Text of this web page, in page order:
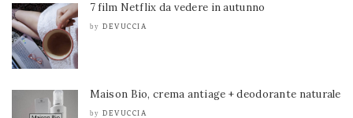
7 film Netflix da vedere in autunno
by DEVUCCIA
Maison Bio, crema antiage + deodorante naturale
by DEVUCCIA